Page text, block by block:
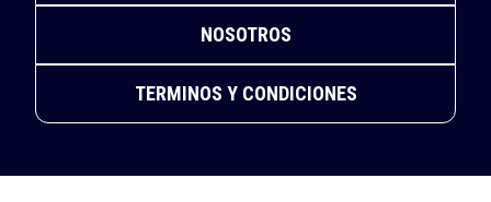
NOSOTROS
TERMINOS Y CONDICIONES